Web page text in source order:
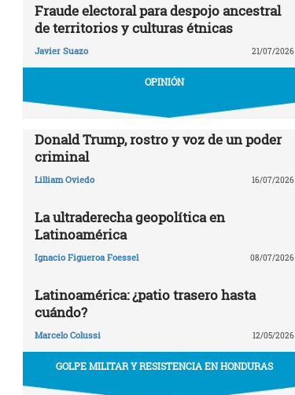
Fraude electoral para despojo ancestral
de territorios y culturas étnicas
Javier Suazo 21/07/2026
OPINIÓN
Donald Trump, rostro y voz de un poder
criminal
Lilliam Oviedo 16/07/2026
La ultraderecha geopolítica en
Latinoamérica
Ignacio Figueroa Foessel 08/07/2026
Latinoamérica: ¿patio trasero hasta
cuándo?
Marcelo Colussi 12/05/2026
GOLPE MILITAR Y RESISTENCIA EN HONDURAS